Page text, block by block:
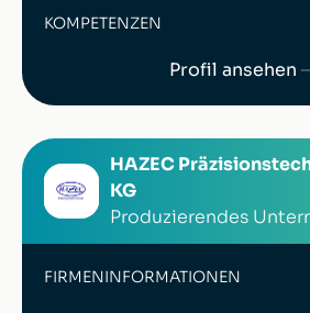
KOMPETENZEN
Profil ansehen
HAZEC
KG
Produzierendes
FIRMENINFORMATIONEN